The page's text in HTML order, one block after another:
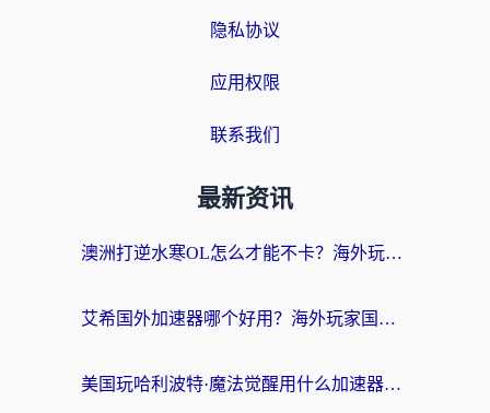
隐私协议
应用权限
联系我们
最新资讯
澳洲打逆水寒OL怎么才能不卡？海外玩家国服游戏加速终极指南（附梦幻模拟战地铁跑酷解决办法）
艾希国外加速器哪个好用？海外玩家国服游戏畅玩终极指南（附欧洲玩鸣潮街头篮球实测）
美国玩哈利波特·魔法觉醒用什么加速器？告别延迟的终极指南（含免费QQ炫舞方案+印尼妄想山海秘籍）